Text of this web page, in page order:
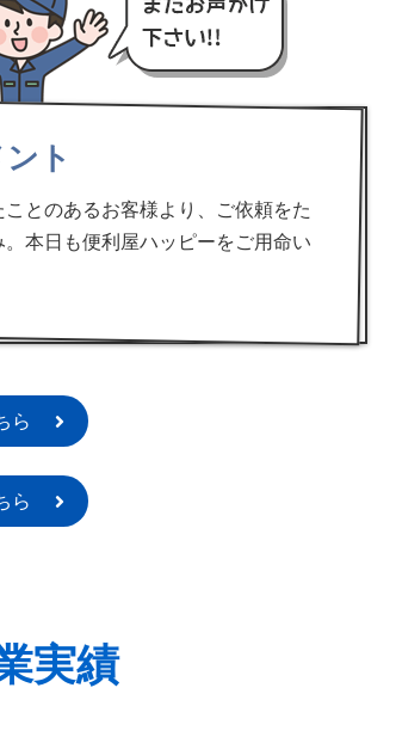
ト
とのあるお客様より、ご依頼をた
本日も便利屋ハッピーをご用命い
ら
ら
実績